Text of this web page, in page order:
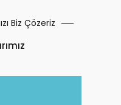
Biz Çözeriz